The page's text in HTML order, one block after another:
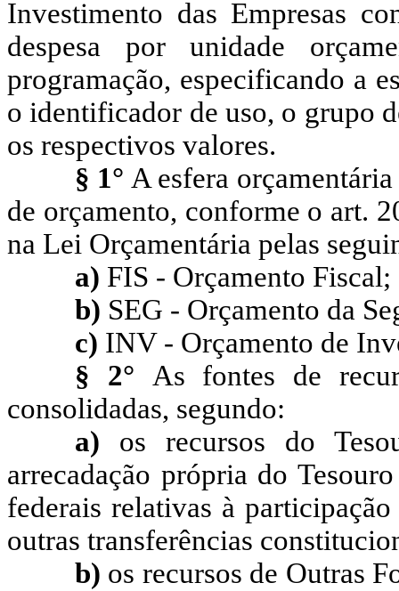
Investimento das Empresas
despesa por unidade
programação, especificando a
o identificador de uso, o grupo
os respectivos valores.
§ 1° A esfera
de orçamento, conforme o art.
na Lei Orçamentária pelas
a) FIS - Orçamento Fiscal;
b) SEG - Orçamento da
c) INV - Orçamento de
§ 2° As fontes de
consolidadas, segundo:
a) os
recursos do
arrecadação própria do
federais relativas à
outras transferências
b) os recursos de Outras